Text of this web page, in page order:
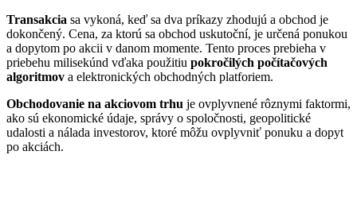
Transakcia sa vykoná, keď sa dva príkazy zhodujú a obchod je
dokončený. Cena, za ktorú sa obchod uskutoční, je určená ponukou
a dopytom po akcii v danom momente. Tento proces prebieha v
priebehu milisekúnd vďaka použitiu pokročilých počítačových
algoritmov a elektronických obchodných platforiem.
Obchodovanie na akciovom trhu je ovplyvnené rôznymi faktormi,
ako sú ekonomické údaje, správy o spoločnosti, geopolitické
udalosti a nálada investorov, ktoré môžu ovplyvniť ponuku a dopyt
po akciách.